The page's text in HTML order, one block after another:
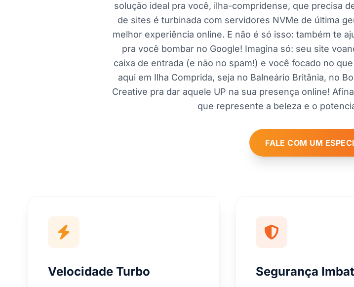
solução ideal pra você, ilha-compridense, que precisa
de sites é turbinada com servidores NVMe de última
melhor experiência online. E não é só isso: também te
pra você bombar no Google! Imagina só: seu site
caixa de entrada (e não no spam!) e você focado no
aqui em Ilha Comprida, seja no Balneário Britânia, no
Creative pra dar aquele UP na sua presença online!
que represente a beleza e o
FALE COM UM
Velocidade Turbo Segurança